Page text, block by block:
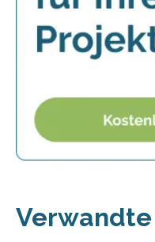
Verwandte